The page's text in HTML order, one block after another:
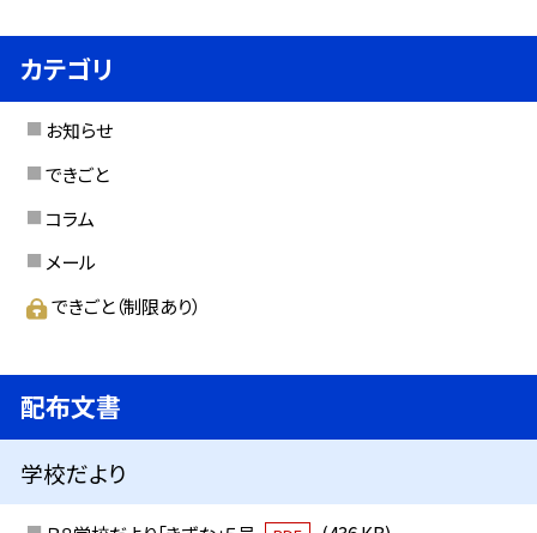
カテゴリ
お知らせ
できごと
コラム
メール
できごと（制限あり）
配布文書
学校だより